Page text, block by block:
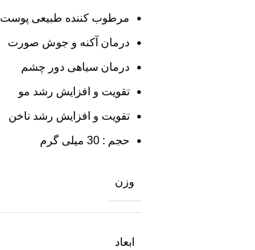
مرطوب کننده طبیعی پوست
درمان آکنه و جوش صورت
درمان سیاهی دور چشم
تقویت و افزایش رشد مو
تقویت و افزایش رشد ناخن
حجم : 30 میلی گرم
وزن
ابعاد